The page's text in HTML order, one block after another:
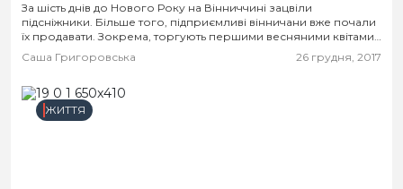
Приватна думка
В кулуарах
Місто
Життя
За шість днів до Нового Року на Вінниччині зацвіли
підсніжники. Більше того, підприємливі вінничани вже почали
їх продавати. Зокрема, торгують першими весняними квітами
серед зими на трасі біля селища...
Саша Григоровська 26 грудня, 2017
ЖИТТЯ